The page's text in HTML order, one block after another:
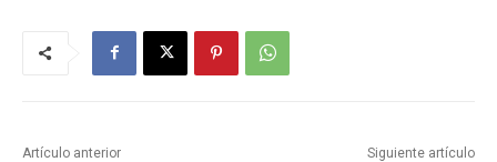
Artículo anterior Siguiente artículo